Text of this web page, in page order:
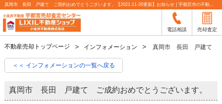
真岡市 長田 戸建て ご契約おめでとうございます。【2021-11-26更新】お知らせ | 宇都宮市の不動産売却査定なら小金井不動産
電話相談 売却査定
不動産売却トップページ インフォメーション 真岡市 長田 戸建て ご
＜＜ インフォメーションの一覧へ戻る
真岡市 長田 戸建て ご成約おめでとうございます。